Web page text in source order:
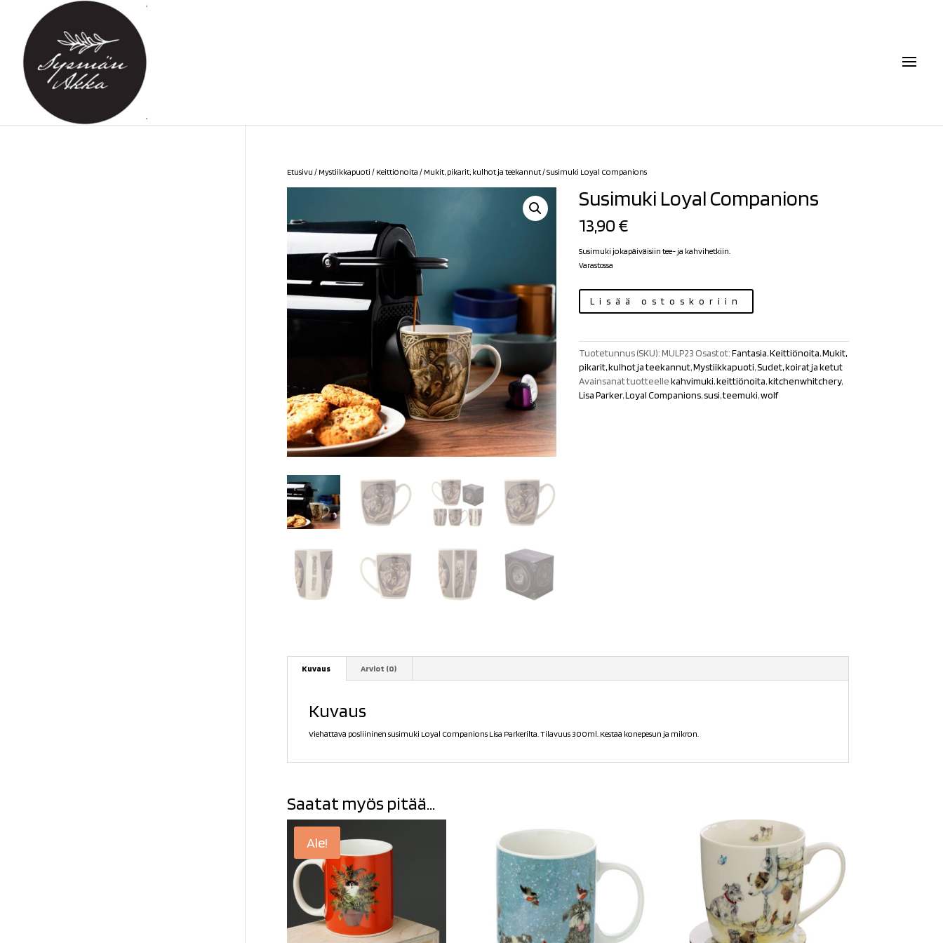
Etusivu / Mystiikkapuoti / Keittiönoita / Mukit, pikarit, kulhot ja teekannut/ Susimuki Loyal Companions
Susimuki Loyal Companions
13,90€
Susimuki jokapäiväisiin tee- ja kahvihetkiin.
Varastossa
Loyal
Lisää ostoskoriin
Tuotetunnus (SKU):MULP23 Osastot:Fantasia,Keittiönoita,Mukit,
pikarit, kulhot ja teekannut,Mystiikkapuoti,Sudet, koirat ja ketut
Avainsanat tuotteellekahvimuki,keittiönoita,kitchenwhitchery,
Lisa Parker,Loyal Companions,susi,teemuki,wolf
Kuvaus Arviot (0)
Kuvaus
Viehättävä posliininen susimuki Loyal Companions Lisa Parkerilta. Tilavuus 300ml. Kestää konepesun ja mikron.
Saatat myös pitää...
Ale!